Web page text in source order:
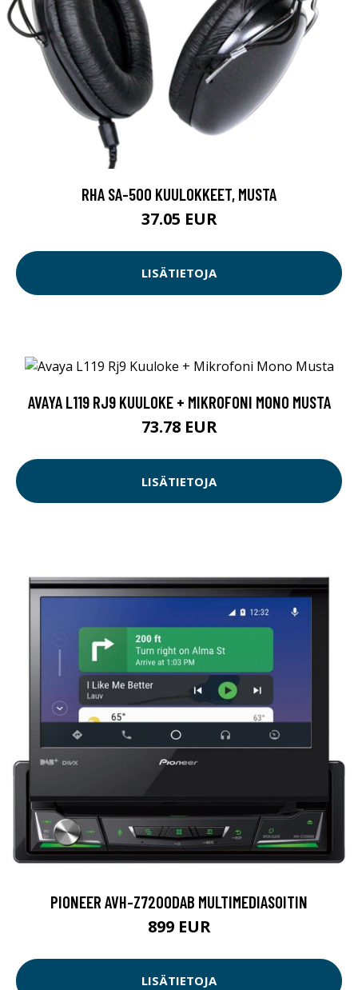
RHA SA-500 KUULOKKEET, MUSTA
37.05 EUR
LISÄTIETOJA
AVAYA L119 RJ9 KUULOKE + MIKROFONI MONO MUSTA
73.78 EUR
LISÄTIETOJA
PIONEER AVH-Z7200DAB MULTIMEDIASOITIN
899 EUR
LISÄTIETOJA